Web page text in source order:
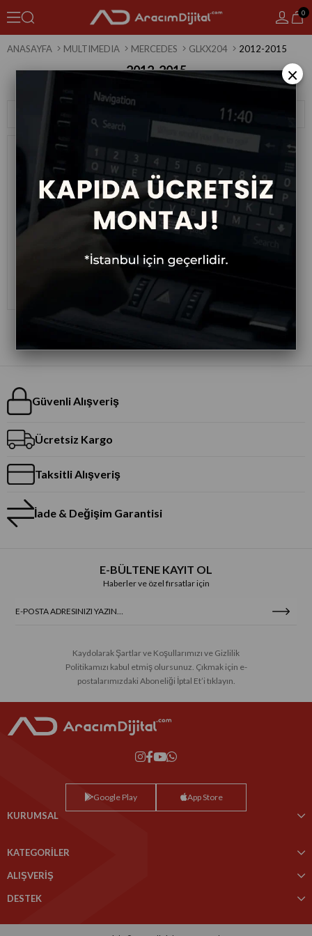
0
ANASAYFA MULTIMEDIA MERCEDES GLKX204 2012-2015
2012-2015
Filtreleme
Multimedya Sistemi 2012-2015
Güvenli Alışveriş
Ücretsiz Kargo
Taksitli Alışveriş
İade & Değişim Garantisi
E-BÜLTENE KAYIT OL
Haberler ve özel fırsatlar için
Kaydolarak Şartlar ve Koşullarımızı ve Gizlilik
Politikamızı kabul etmiş olursunuz. Çıkmak için e-
postalarımızdaki Aboneliği İptal Et’i tıklayın.
Google Play App Store
KURUMSAL
KATEGORİLER
ALIŞVERİŞ
DESTEK
×